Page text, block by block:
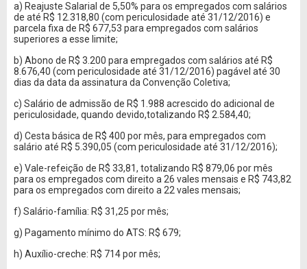
a) Reajuste Salarial de 5,50% para os empregados com salários
de até R$ 12.318,80 (com periculosidade até 31/12/2016) e
parcela fixa de R$ 677,53 para empregados com salários
superiores a esse limite;
b) Abono de R$ 3.200 para empregados com salários até R$
8.676,40 (com periculosidade até 31/12/2016) pagável até 30
dias da data da assinatura da Convenção Coletiva;
c) Salário de admissão de R$ 1.988 acrescido do adicional de
periculosidade, quando devido,totalizando R$ 2.584,40;
d) Cesta básica de R$ 400 por mês, para empregados com
salário até R$ 5.390,05 (com periculosidade até 31/12/2016);
e) Vale-refeição de R$ 33,81, totalizando R$ 879,06 por mês
para os empregados com direito a 26 vales mensais e R$ 743,82
para os empregados com direito a 22 vales mensais;
f) Salário-família: R$ 31,25 por mês;
g) Pagamento mínimo do ATS: R$ 679;
h) Auxílio-creche: R$ 714 por mês;